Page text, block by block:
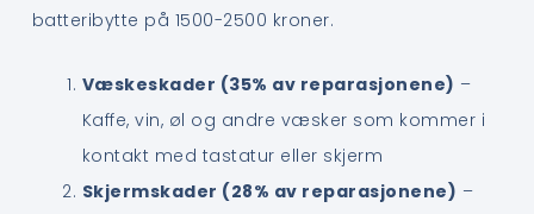
batteribytte på 1500-2500 kroner.
Væskeskader (35% av reparasjonene) –
Kaffe, vin, øl og andre væsker som kommer i
kontakt med tastatur eller skjerm
Skjermskader (28% av reparasjonene) –